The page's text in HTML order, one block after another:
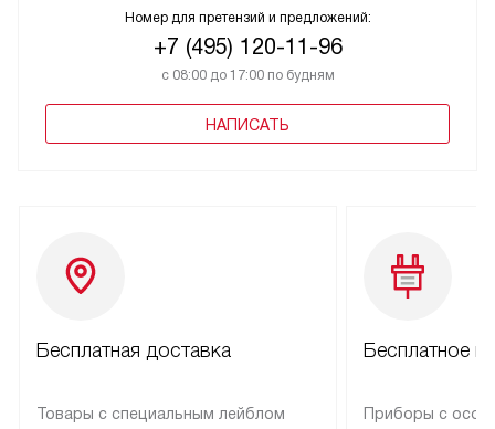
Номер для претензий и предложений:
+7 (495) 120-11-96
с 08:00 до 17:00 по будням
НАПИСАТЬ
Бесплатная доставка
Товары с специальным лейблом
Бесплатное
Приборы с